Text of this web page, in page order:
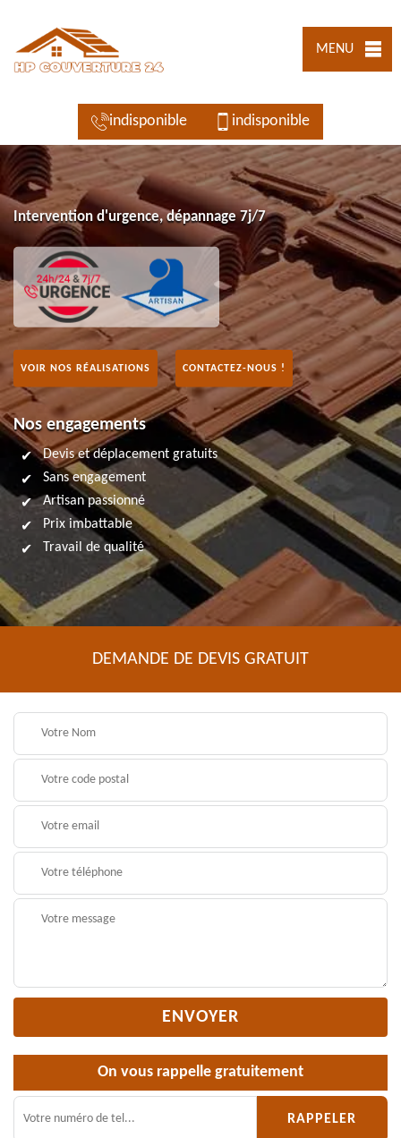
MENU
indisponible indisponible
Intervention d'urgence, dépannage 7j/7
VOIR NOS RÉALISATIONS CONTACTEZ-NOUS !
Nos engagements
Devis et déplacement gratuits
Sans engagement
Artisan passionné
Prix imbattable
Travail de qualité
DEMANDE DE DEVIS GRATUIT
On vous rappelle gratuitement